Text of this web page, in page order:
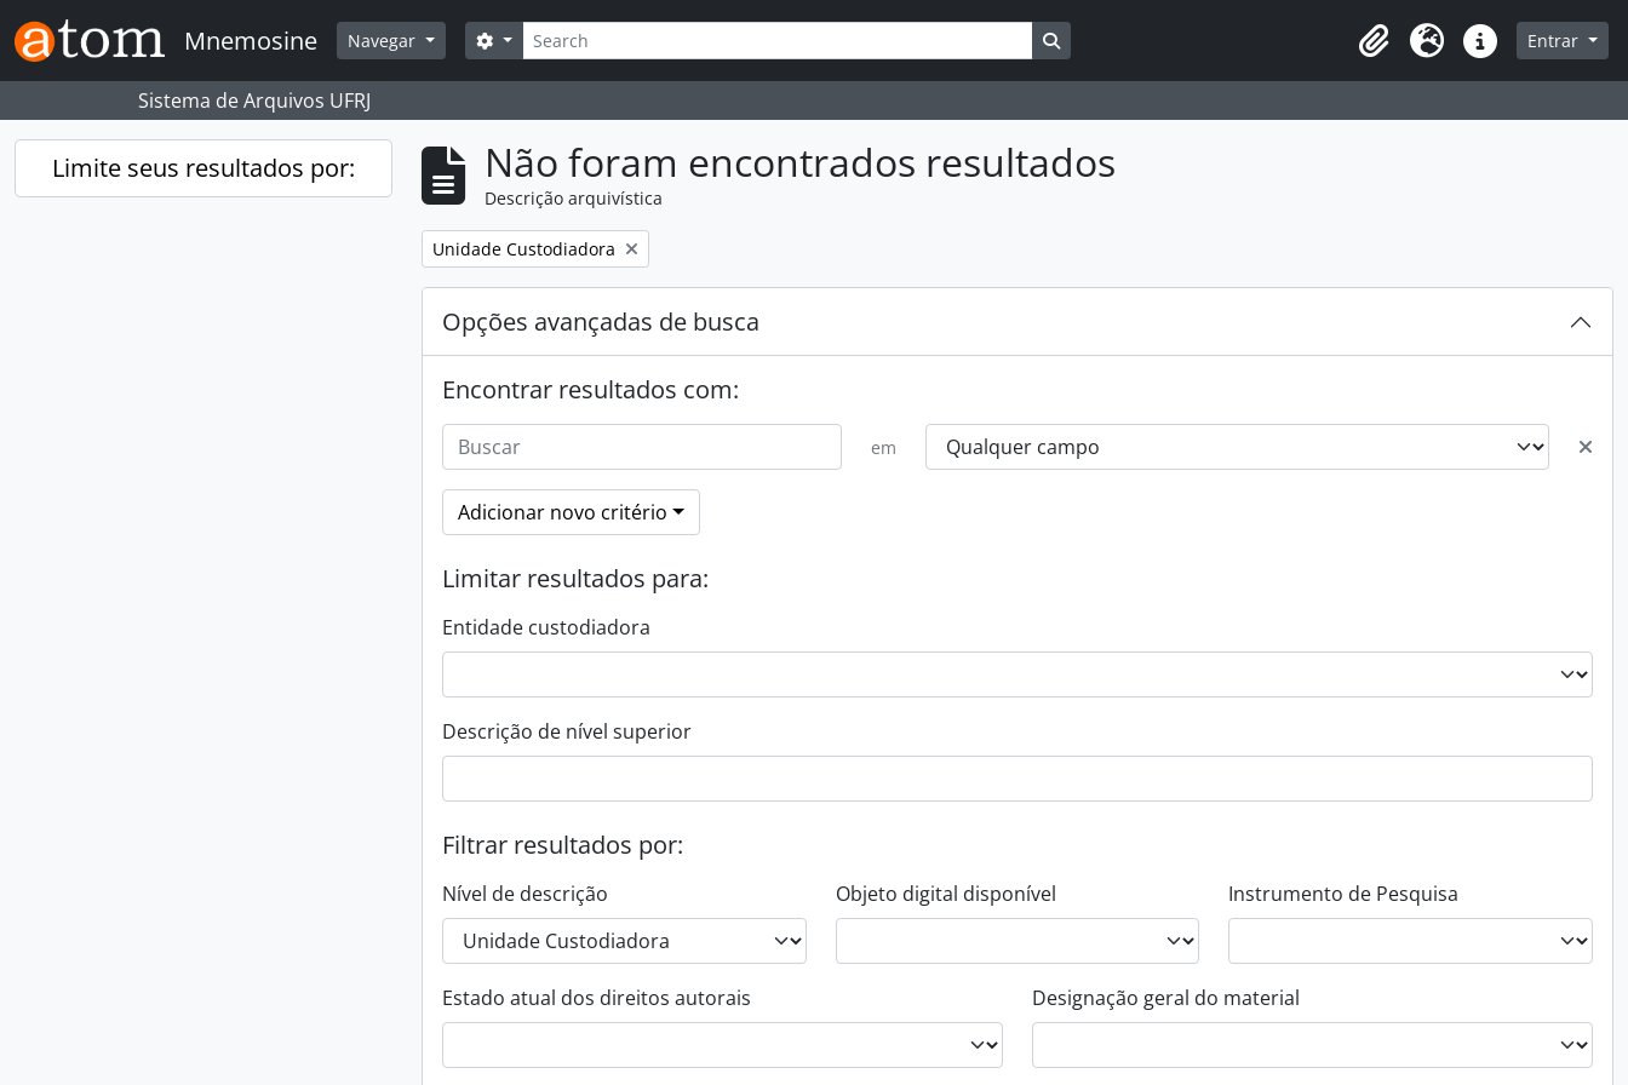
Skip to main content
Mnemosine Navegar Buscar
Opções de busca
Área de Transferência
Idioma Atalhos Entrar
Sistema de Arquivos UFRJ
Limite seus resultados por: Não foram encontrados resultados
Descrição arquivística
Remover filtro:
Unidade Custodiadora
Opções avançadas de busca
Encontrar resultados com:
em
Adicionar novo critério
Limitar resultados para:
Entidade custodiadora
Descrição de nível superior
Filtrar resultados por:
Nível de descrição Objeto digital disponível Instrumento de Pesquisa
Estado atual dos direitos autorais Designação geral do material